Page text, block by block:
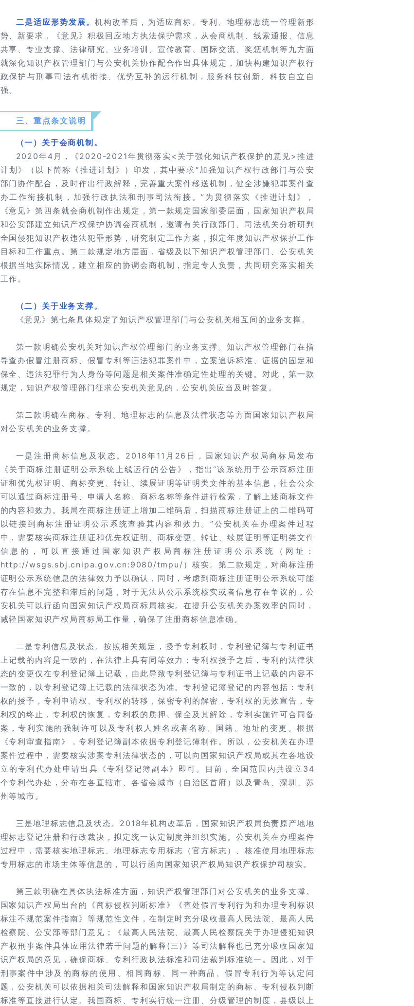
二是适应形势发展。机构改革后，为适应商标、专利、地理标志统一管理新形
势、新要求，《意见》积极回应地方执法保护需求，从会商机制、线索通报、信息
共享、专业支撑、法律研究、业务培训、宣传教育、国际交流、奖惩机制等九方面
就深化知识产权管理部门与公安机关协作配合作出具体规定，加快构建知识产权行
政保护与刑事司法有机衔接、优势互补的运行机制，服务科技创新、科技自立自
强。
三、重点条文说明
（一）关于会商机制。
2020年4月，《2020-2021年贯彻落实<关于强化知识产权保护的意见>推进
计划》（以下简称《推进计划》）印发，其中要求“加强知识产权行政部门与公安
部门协作配合，及时作出行政解释，完善重大案件移送机制，健全涉嫌犯罪案件查
办工作衔接机制，加强行政执法和刑事司法衔接。”为贯彻落实《推进计划》，
《意见》第四条就会商机制作出规定，第一款规定国家部委层面，国家知识产权局
和公安部建立知识产权保护协调会商机制，邀请有关行政部门、司法机关分析研判
全国侵犯知识产权违法犯罪形势，研究制定工作方案，拟定年度知识产权保护工作
目标和工作重点。第二款规定地方层面，省级及以下知识产权管理部门、公安机关
根据当地实际情况，建立相应的协调会商机制，指定专人负责，共同研究落实相关
工作。
（二）关于业务支撑。
《意见》第七条具体规定了知识产权管理部门与公安机关相互间的业务支撑。
第一款明确公安机关对知识产权管理部门的业务支撑。知识产权管理部门在指
导查办假冒注册商标、假冒专利等违法犯罪案件中，立案追诉标准、证据的固定和
保全、违法犯罪行为人身份等问题是相关案件准确定性处理的关键。对此，第一款
规定，知识产权管理部门征求公安机关意见的，公安机关应当及时答复。
第二款明确在商标、专利、地理标志的信息及法律状态等方面国家知识产权局
对公安机关的业务支撑。
一是注册商标信息及状态。2018年11月26日，国家知识产权局商标局发布
《关于商标注册证明公示系统上线运行的公告》，指出“该系统用于公示商标注册
证和优先权证明、商标变更、转让、续展证明等证明类文件的基本信息，社会公众
可以通过商标注册号、申请人名称、商标名称等条件进行检索，了解上述商标文件
的内容和效力。我局在商标注册证上增加二维码后，扫描商标注册证上的二维码可
以链接到商标注册证明公示系统查验其内容和效力。”公安机关在办理案件过程
中，需要核实商标注册证和优先权证明、商标变更、转让、续展证明等证明类文件
信息的，可以直接通过国家知识产权局商标注册证明公示系统（网址：
http://wsgs.sbj.cnipa.gov.cn:9080/tmpu/）核实。第二款规定，对商标注册
证明公示系统信息的法律效力予以确认，同时，考虑到商标注册证明公示系统可能
存在信息不完整和滞后的问题，对于无法从公示系统核实或者信息存在争议的，公
安机关可以行函向国家知识产权局商标局核实。在提升公安机关办案效率的同时，
减轻国家知识产权局商标局工作量，确保了注册商标信息准确。
二是专利信息及状态。按照相关规定，授予专利权时，专利登记簿与专利证书
上记载的内容是一致的，在法律上具有同等效力；专利权授予之后，专利的法律状
态的变更仅在专利登记簿上记载，由此导致专利登记簿与专利证书上记载的内容不
一致的，以专利登记簿上记载的法律状态为准。专利登记簿登记的内容包括：专利
权的授予，专利申请权、专利权的转移，保密专利的解密，专利权的无效宣告，专
利权的终止，专利权的恢复，专利权的质押、保全及其解除，专利实施许可合同备
案，专利实施的强制许可以及专利权人姓名或者名称、国籍、地址的变更。根据
《专利审查指南》，专利登记簿副本依据专利登记簿制作。所以，公安机关在办理
案件过程中，需要核实涉案专利法律状态的，可以向国家知识产权局或其在各地设
立的专利代办处申请出具《专利登记簿副本》即可。目前，全国范围内共设立34
个专利代办处，分布在各直辖市、各省会城市（自治区首府）以及青岛、深圳、苏
州等城市。
三是地理标志信息及状态。2018年机构改革后，国家知识产权局负责原产地地
理标志登记注册和行政裁决，拟定统一认定制度并组织实施。公安机关在办理案件
过程中，需要核实地理标志、地理标志专用标志（官方标志）、核准使用地理标志
专用标志的市场主体等信息的，可以行函向国家知识产权局知识产权保护司核实。
第三款明确在具体执法标准方面，知识产权管理部门对公安机关的业务支撑。
国家知识产权局出台的《商标侵权判断标准》《查处假冒专利行为和办理专利标识
标注不规范案件指南》等规范性文件，在制定时充分吸收最高人民法院、最高人民
检察院、公安部等部门意见；《最高人民法院、最高人民检察院关于办理侵犯知识
产权刑事案件具体应用法律若干问题的解释(三)》等司法解释也已充分吸收国家知
识产权局的意见，确保商标、专利行政执法标准和司法裁判标准统一。因此，对于
刑事案件中涉及的商标的使用、相同商标、同一种商品、假冒专利行为等认定问
题，公安机关可以依据相关司法解释和国家知识产权局制定的商标、专利侵权判断
标准等直接进行认定。我国商标、专利实行统一注册、分级管理的制度，县级以上